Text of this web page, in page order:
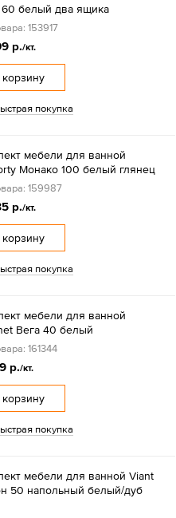
белый два ящика
153917
р./кт.
покупка
мебели для ванной
Монако 100 белый глянец
159987
р./кт.
покупка
мебели для ванной
Вега 40 белый
161344
р./кт.
покупка
мебели для ванной Viant
50 напольный белый/дуб